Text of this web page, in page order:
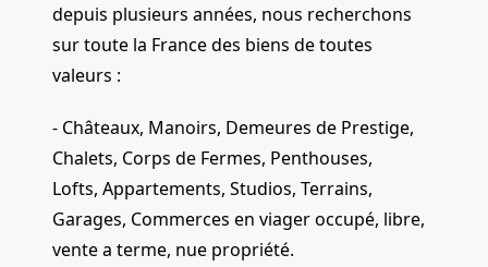
depuis plusieurs années, nous recherchons
sur toute la France des biens de toutes
valeurs :
- Châteaux, Manoirs, Demeures de Prestige,
Chalets, Corps de Fermes, Penthouses,
Lofts, Appartements, Studios, Terrains,
Garages, Commerces en viager occupé, libre,
vente a terme, nue propriété.